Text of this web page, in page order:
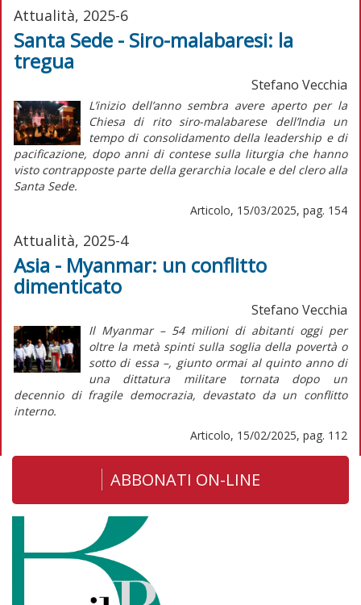
Attualità, 2025-6
Santa Sede - Siro-malabaresi: la
tregua
Stefano Vecchia
L’iniziodell’anno sembra avere aperto per la
Chiesa di rito siro-malabarese dell’India un
tempo di consolidamento della leadership e di
pacificazione, dopo anni di contese sulla liturgia che hanno
visto contrapposte parte della gerarchia locale e del clero alla
Santa Sede.
Articolo, 15/03/2025, pag. 154
Attualità, 2025-4
Asia - Myanmar: un conflitto
dimenticato
Stefano Vecchia
Il Myanmar – 54 milioni di abitanti oggi per
oltre la metà spinti sulla soglia della povertà o
sotto di essa –, giunto ormai al quinto anno di
una dittatura militare tornata dopo un
decennio di fragile democrazia, devastato da un conflitto
interno.
Articolo, 15/02/2025, pag. 112
ABBONATI ON-LINE